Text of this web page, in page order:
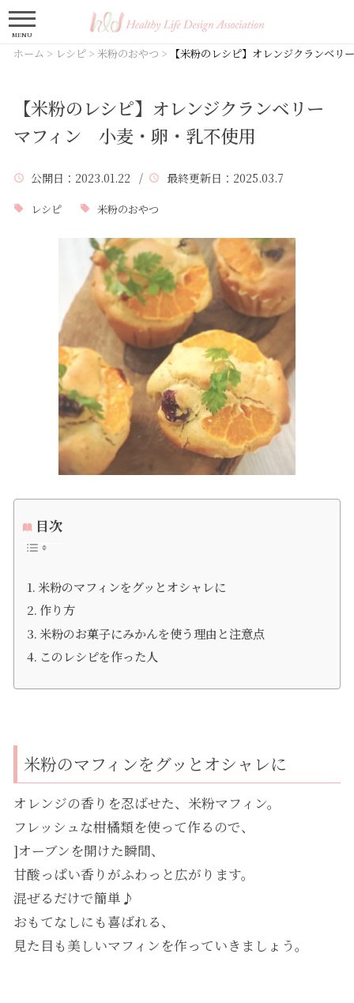
MENU
ホーム > レシピ> 米粉のおやつ > 【米粉のレシピ】オレンジクランベ
【米粉のレシピ】オレンジクランベリー
マフィン 小麦・卵・乳不使用
公開日 ：2023.01.22 / 最終更新日 ：2025.03.7
レシピ 米粉のおやつ
目次
米粉のマフィンをグッとオシャレに
作り方
米粉のお菓子にみかんを使う理由と注意点
このレシピを作った人
米粉のマフィンをグッとオシャレに
オレンジの香りを忍ばせた、米粉マフィン。
フレッシュな柑橘類を使って作るので、
]オーブンを開けた瞬間、
甘酸っぱい香りがふわっと広がります。
混ぜるだけで簡単♪
おもてなしにも喜ばれる、
見た目も美しいマフィンを作っていきましょう。